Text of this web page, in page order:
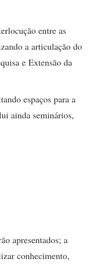
entre as
a articulação do
e Extensão da
espaços para a
ainda seminários,
apresentados; a
conhecimento,